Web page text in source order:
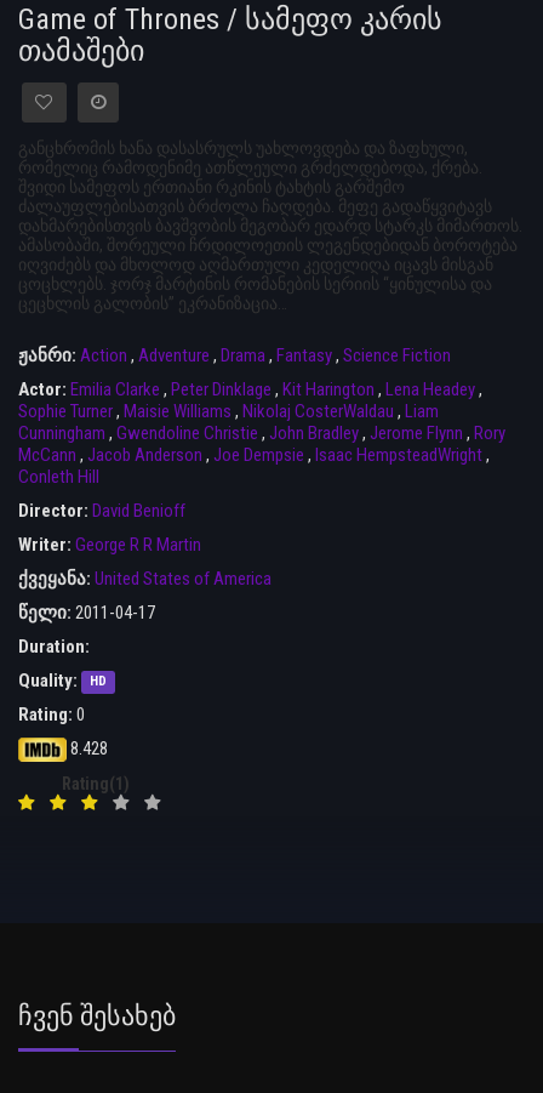
Game of Thrones / სამეფო კარის
თამაშები
განცხრომის ხანა დასასრულს უახლოვდება და ზაფხული,
რომელიც რამოდენიმე ათწლეული გრძელდებოდა, ქრება.
შვიდი სამეფოს ერთიანი რკინის ტახტის გარშემო
ძალაუფლებისათვის ბრძოლა ჩაღდება. მეფე გადაწყვიტავს
დახმარებისთვის ბავშვობის მეგობარ ედარდ სტარკს მიმართოს.
ამასობაში, შორეული ჩრდილოეთის ლეგენდებიდან ბოროტება
იღვიძებს და მხოლოდ აღმართული კედელიღა იცავს მისგან
ცოცხლებს. ჯორჯ მარტინის რომანების სერიის “ყინულისა და
ცეცხლის გალობის” ეკრანიზაცია…
ჟანრი: Action , Adventure , Drama, Fantasy, Science Fiction
Actor: Emilia Clarke , Peter Dinklage , Kit Harington , Lena Headey,
Sophie Turner, Maisie Williams , Nikolaj CosterWaldau , Liam
Cunningham , Gwendoline Christie , John Bradley, Jerome Flynn , Rory
McCann , Jacob Anderson , Joe Dempsie , Isaac HempsteadWright,
Conleth Hill
Director: David Benioff
Writer: George R R Martin
ქვეყანა: United States of America
წელი: 2011-04-17
Duration:
Quality:
HD
Rating: 0
8.428
Rating(1)
Ჩვენ Შესახებ